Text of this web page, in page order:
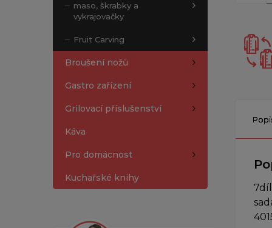
maso, škrabky a
vykrajovačky
Fruit Carving
Broušení nožů
Gastro zařízení
Grilovací příslušenství
Káva
Pro domácnost
Kuchařské knihy